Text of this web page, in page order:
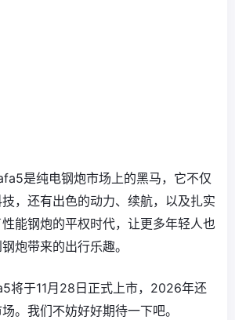
是纯电钢炮市场上的黑马，它不仅
，还有出色的动力、续航，以及扎实
能钢炮的平权时代，让更多年轻人也
炮带来的出行乐趣。
将于11月28日正式上市，2026年还
。我们不妨好好期待一下吧。